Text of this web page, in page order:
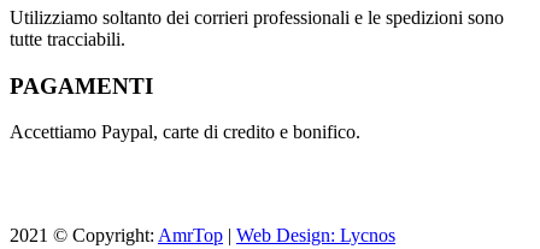
Utilizziamo soltanto dei corrieri professionali e le spedizioni sono
tutte tracciabili.
PAGAMENTI
Accettiamo Paypal, carte di credito e bonifico.
2021 © Copyright: AmrTop
Web Design: Lycnos